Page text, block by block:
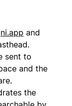
and
sent to
and the
the